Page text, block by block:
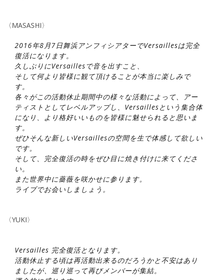
〈MASASHI〉
2016年8月7日舞浜アンフィシアターでVersaillesは完全
復活になります。
久しぶりにVersaillesで音を出すこと、
そして何より皆様に観て頂けることが本当に楽しみで
す。
各々がこの活動休止期間中の様々な活動によって、アー
ティストとしてレベルアップし、Versaillesという集合体
になり、より格好いいものを皆様に魅せられると思いま
す。
ぜひそんな新しいVersaillesの空間を生で体感して欲しい
です。
そして、完全復活の時をぜひ目に焼き付けに来てくださ
い。
また世界中に薔薇を咲かせに参ります。
ライブでお会いしましょう。
〈YUKI〉
Versailles 完全復活となります。
活動休止する頃は再活動出来るのだろうかと不安はあり
ましたが、巡り巡って再びメンバーが集結。